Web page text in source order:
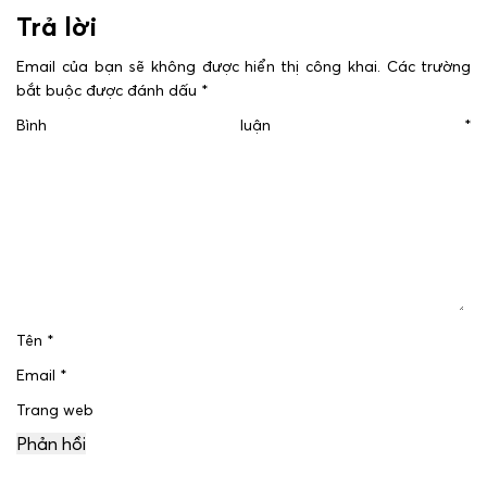
Trả lời
Email của bạn sẽ không được hiển thị công khai. Các trường
bắt buộc được đánh dấu *
Bình luận *
Tên *
Email *
Trang web